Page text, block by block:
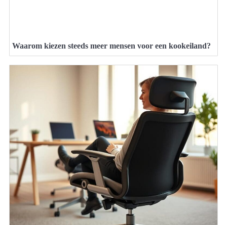
Waarom kiezen steeds meer mensen voor een kookeiland?